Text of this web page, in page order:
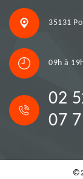
35131
09h à
02
07